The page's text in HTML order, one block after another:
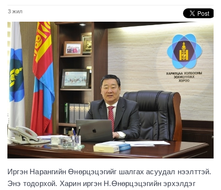
3 жил
Иргэн Нарангийн Өнөрцэцэгийг шалгах асуудал нээлттэй.
Энэ тодорхой. Харин иргэн Н.Өнөрцэцэгийн эрхэлдэг